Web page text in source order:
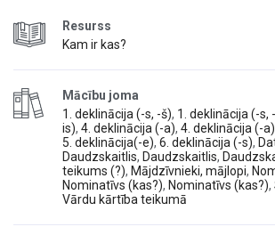
Resurss
Kam ir kas?
Mācību joma
1. deklinācija (-s, -š), 1. deklinācija (-s,
is), 4. deklinācija (-a), 4. deklinācija (-a)
5. deklinācija(-e), 6. deklinācija (-s),
Daudzskaitlis, Daudzskaitlis,
teikums (?), Mājdzīvnieki, mājlopi,
Nominatīvs (kas?), Nominatīvs (kas?),
Vārdu kārtība teikumā